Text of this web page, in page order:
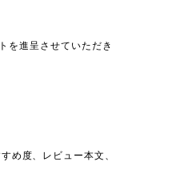
を進呈させていただき
め度、レビュー本文、